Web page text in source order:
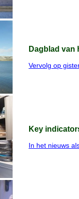
Dagblad van
Vervolg op
Key
In het nieuws